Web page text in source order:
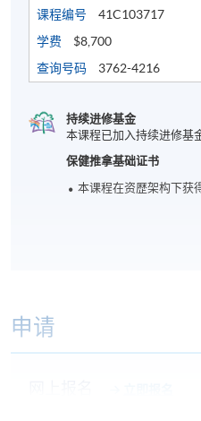
课程编号
41C103717
学费
$8,700
查询号码
3762-4216
持续进修基金
本课程已加入持续进修基
保健推拿基础证书
本课程在资歴架构下获
申请